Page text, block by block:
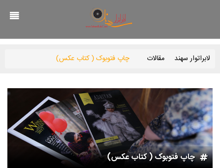
لابراتوار سهند مقالات چاپ فتوبوک ( کتاب عکس)
چاپ فتوبوک ( کتاب عکس)